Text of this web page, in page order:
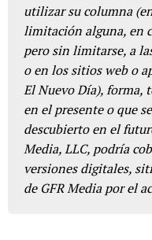
utilizar su columna
limitación alguna, en
pero sin limitarse, a
o en los sitios web o
El Nuevo Día), forma,
en el presente o que
descubierto en el
Media, LLC, podría
versiones digitales,
de GFR Media por el